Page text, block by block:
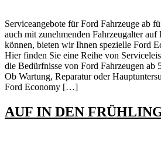
Serviceangebote für Ford Fahrzeuge ab
auch mit zunehmenden Fahrzeugalter auf
können, bieten wir Ihnen spezielle Ford
Hier finden Sie eine Reihe von
die Bedürfnisse von Ford Fahrzeugen ab
Ob Wartung, Reparatur oder
Ford Economy […]
AUF IN DEN